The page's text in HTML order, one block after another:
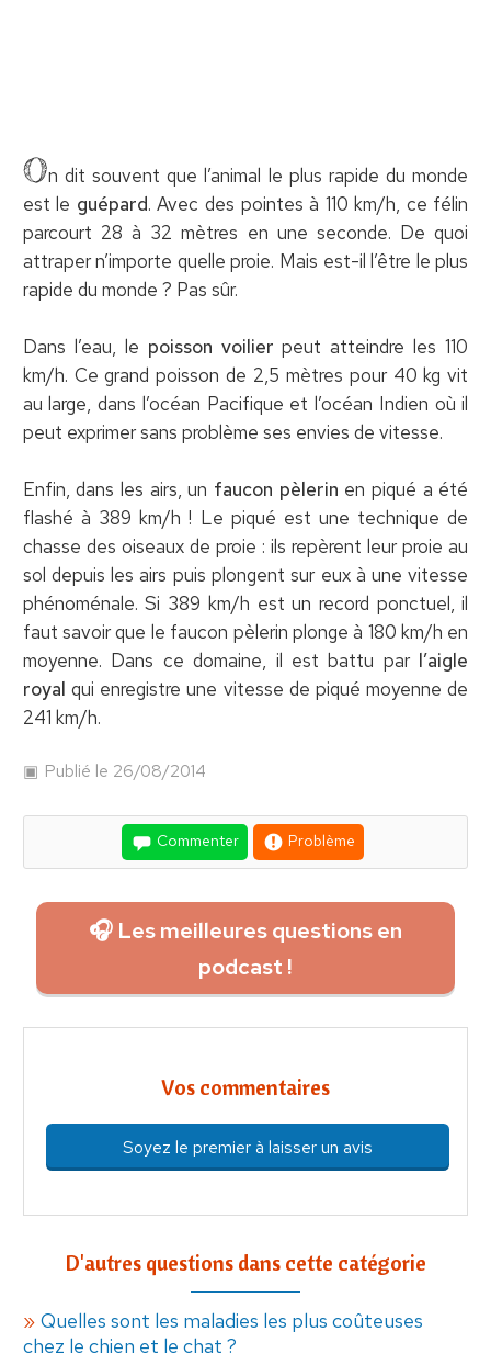
On dit souvent que l’animal le plus rapide du monde
est le guépard. Avec des pointes à 110 km/h, ce félin
parcourt 28 à 32 mètres en une seconde. De quoi
attraper n’importe quelle proie. Mais est-il l’être le plus
rapide du monde ? Pas sûr.
Dans l’eau, le poisson voilier peut atteindre les 110
km/h. Ce grand poisson de 2,5 mètres pour 40 kg vit
au large, dans l’océan Pacifique et l’océan Indien où il
peut exprimer sans problème ses envies de vitesse.
Enfin, dans les airs, un faucon pèlerin en piqué a été
flashé à 389 km/h ! Le piqué est une technique de
chasse des oiseaux de proie : ils repèrent leur proie au
sol depuis les airs puis plongent sur eux à une vitesse
phénoménale. Si 389 km/h est un record ponctuel, il
faut savoir que le faucon pèlerin plonge à 180 km/h en
moyenne. Dans ce domaine, il est battu par l’aigle
royal qui enregistre une vitesse de piqué moyenne de
241 km/h.
Publié le 26/08/2014
Commenter Problème
🎧 Les meilleures questions en
podcast !
Vos commentaires
Soyez le premier à laisser un avis
D'autres questions dans cette catégorie
Quelles sont les maladies les plus coûteuses
chez le chien et le chat ?